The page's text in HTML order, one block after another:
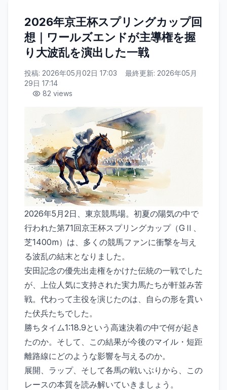
2026年京王杯スプリングカップ回
想｜ワールズエンドが主導権を握
り大波乱を演出した一戦
投稿: 2026年05月02日 17:03 最終更新: 2026年05月
29日 17:14
82 views
2026年5月2日、東京競馬場。初夏の陽気の中で
行われた第71回京王杯スプリングカップ（GⅡ、
芝1400m）は、多くの競馬ファンに衝撃を与え
る波乱の結末となりました。
安田記念の優先出走権をかけた伝統の一戦でした
が、上位人気に支持された実力馬たちが軒並み苦
戦。代わって主役を演じたのは、自らの形を貫い
た伏兵たちでした。
勝ちタイム1:18.9という高速決着の中で何が起き
たのか。そして、この結果が今後のマイル・短距
離路線にどのような影響を与えるのか。
展開、ラップ、そして各馬の戦いぶりから、この
レースの本質を読み解いていきましょう。